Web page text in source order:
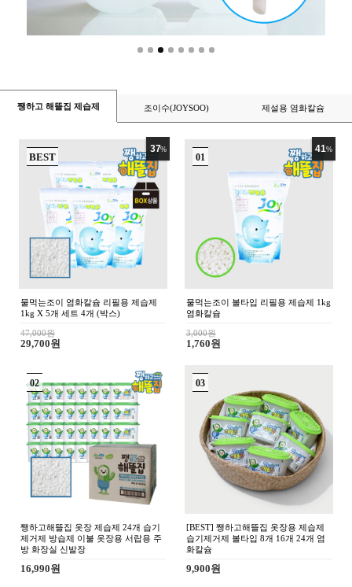
쨍하고 해뜰집 제습제 조이수(JOYSOO) 제설용 염화칼슘
BEST
23
조이수 초순수 3차 살균 정제수 증류
수 100ml 지게차 배터리 화장품 약국
5,000원
27
조이수 초순수 3차 살균 정제수 증류
수 500ml 지게차 배터리 화장품 약국
6,000원
0
26
조이수 초순수 3차 살균 정제수 증류
수 1리터 지게차 배터리 화장품 약국
0
조이수 초순수 3차 살균 정제수 증류
수 10리터 지게차 배터리 화장품 약국